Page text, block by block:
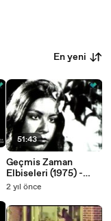
En yeni
51:43
Geçmis Zaman
Elbiseleri (1975) -
Metin Erksan
2 yıl önce